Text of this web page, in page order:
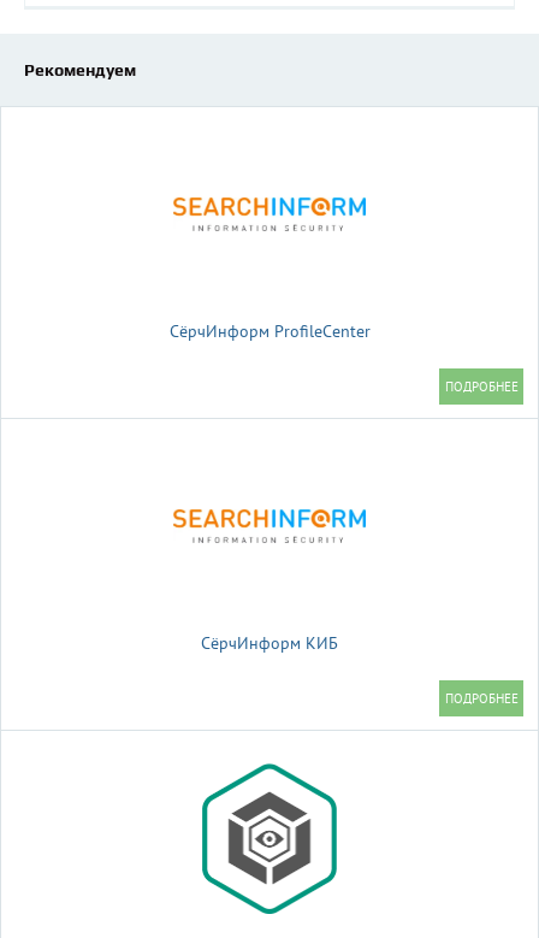
Рекомендуем
СёрчИнформ ProfileCenter
СёрчИнформ КИБ